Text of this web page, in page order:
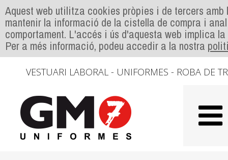
Aquest web utilitza cookies pròpies i de tercers
mantenir la informació de la cistella de compra i
comportament. L'accés i ús d'aquesta web implica
Per a més informació, podeu accedir a la nostra
VESTUARI LABORAL - UNIFORMES - ROBA DE